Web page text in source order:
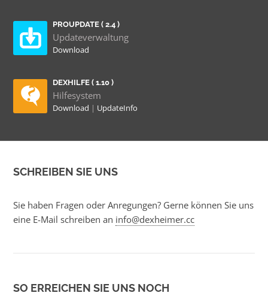
PROUPDATE ( 2.4 )
Updateverwaltung
Download
DEXHILFE ( 1.10 )
Hilfesystem
Download | UpdateInfo
SCHREIBEN SIE UNS
Sie haben Fragen oder Anregungen? Gerne können Sie uns
eine E-Mail schreiben an info@dexheimer.cc
SO ERREICHEN SIE UNS NOCH